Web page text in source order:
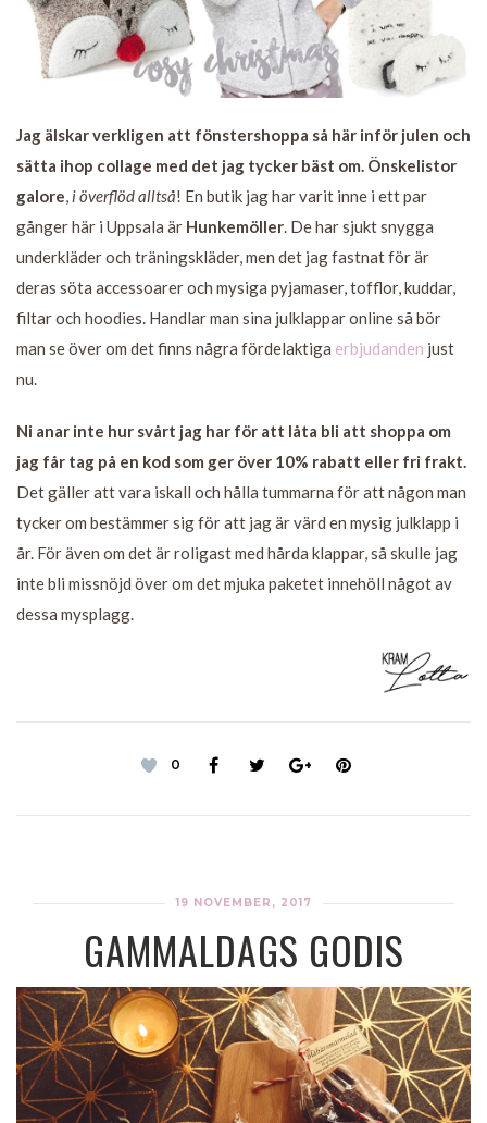
Jag älskar verkligen att fönstershoppa så här inför julen och
sätta ihop collage med det jag tycker bäst om. Önskelistor
galore, i överflöd alltså! En butik jag har varit inne i ett par
gånger här i Uppsala är Hunkemöller. De har sjukt snygga
underkläder och träningskläder, men det jag fastnat för är
deras söta accessoarer och mysiga pyjamaser, tofflor, kuddar,
filtar och hoodies. Handlar man sina julklappar online så bör
man se över om det finns några fördelaktiga erbjudanden just
nu.
Ni anar inte hur svårt jag har för att låta bli att shoppa om
jag får tag på en kod som ger över 10% rabatt eller fri frakt.
Det gäller att vara iskall och hålla tummarna för att någon man
tycker om bestämmer sig för att jag är värd en mysig julklapp i
år. För även om det är roligast med hårda klappar, så skulle jag
inte bli missnöjd över om det mjuka paketet innehöll något av
dessa mysplagg.
0
19 NOVEMBER, 2017
GAMMALDAGS GODIS